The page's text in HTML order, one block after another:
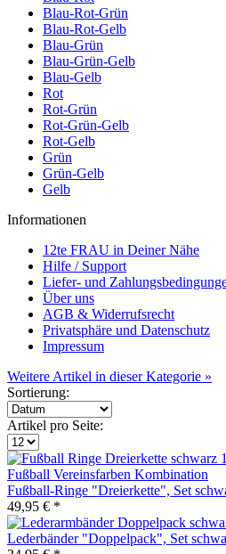
Blau-Rot-Grün
Blau-Rot-Gelb
Blau-Grün
Blau-Grün-Gelb
Blau-Gelb
Rot
Rot-Grün
Rot-Grün-Gelb
Rot-Gelb
Grün
Grün-Gelb
Gelb
Informationen
12te FRAU in Deiner Nähe
Hilfe / Support
Liefer- und
Über uns
AGB & Widerrufsrecht
Privatsphäre und Datenschutz
Impressum
Weitere Artikel in dieser Kategorie »
Sortierung:
Artikel pro Seite:
Fußball-Ringe "Dreierkette", Set
49,95 € *
Lederbänder "Doppelpack", Set